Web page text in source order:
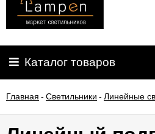
Контакты
освещения
О
Каталог товаров
Главная - Светильники - Линейные